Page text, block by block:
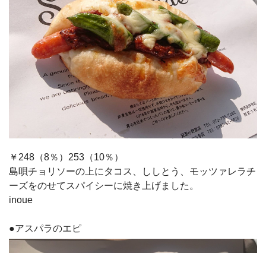
￥248（8％）253（10％）
島唄チョリソーの上にタコス、ししとう、モッツァレラチ
ーズをのせてスパイシーに焼き上げました。
inoue
●アスパラのエピ